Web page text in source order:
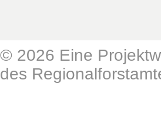
© 2026 Eine
des